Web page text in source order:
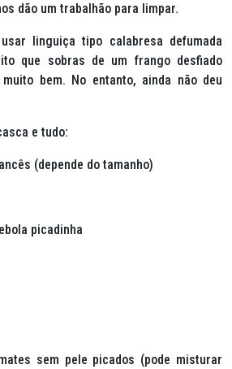
dão um trabalhão para limpar.
linguiça tipo calabresa defumada
que sobras de um frango desfiado
bem. No entanto, ainda não deu
e tudo:
(depende do tamanho)
picadinha
sem pele picados (pode misturar